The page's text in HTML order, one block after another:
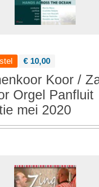
€ 10,00
Koor /
Orgel Panfluit
mei 2020